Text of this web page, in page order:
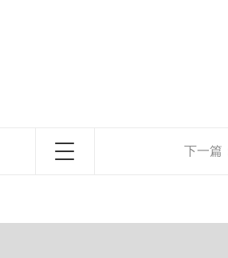
下一篇